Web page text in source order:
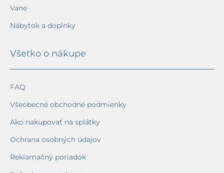
Vane
Nábytok a doplnky
Všetko o nákupe
FAQ
Všeobecné obchodné podmienky
Ako nakupovať na splátky
Ochrana osobných údajov
Reklamačný poriadok